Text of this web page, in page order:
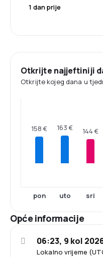
1 dan prije
Otkrijte najjeftiniji
Otkrijte kojeg dana u
158 €
pon
163 €
uto
144 €
sri
Opće informacije
Lokalno vrijeme
06:23, 9 kol